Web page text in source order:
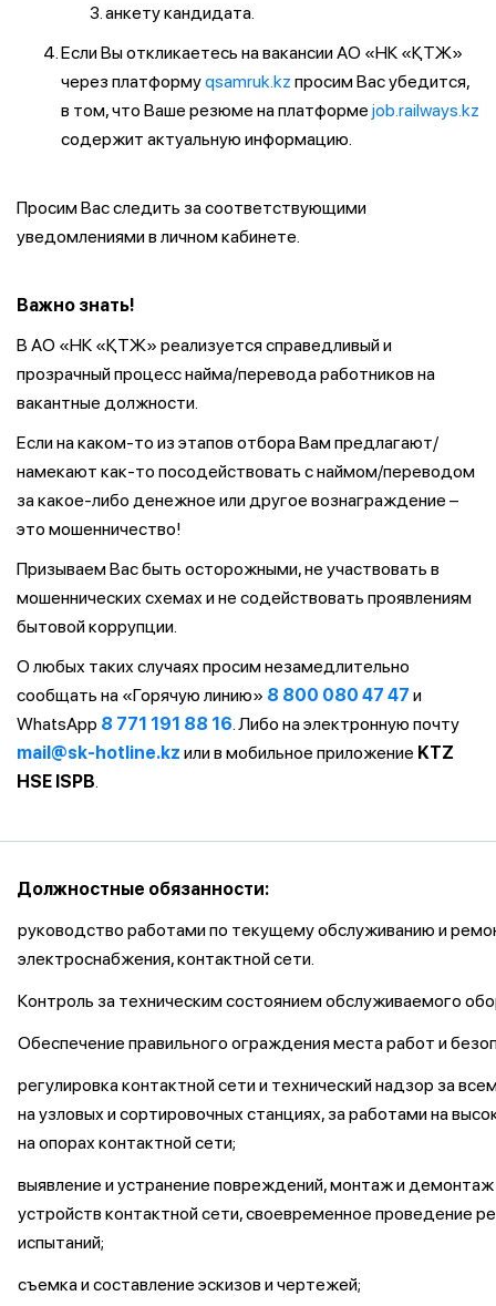
анкету кандидата.
Если Вы откликаетесь на вакансии АО «НК «ҚТЖ»
через платформуqsamruk.kz просим Вас убедится,
в том, что Ваше резюме на платформе job.railways.kz
содержит актуальную информацию.
Просим Вас следить за соответствующими
уведомлениями в личном кабинете.
Важно знать!
В АО «НК «ҚТЖ» реализуется справедливый и
прозрачный процесс найма/перевода работников на
вакантные должности.
Если на каком-то из этапов отбора Вам предлагают/
намекают как-то посодействовать с наймом/переводом
за какое-либо денежное или другое вознаграждение –
это мошенничество!
Призываем Вас быть осторожными, не участвовать в
мошеннических схемах и не содействовать проявлениям
бытовой коррупции.
О любых таких случаях просим незамедлительно
сообщать на «Горячую линию» 8 800 080 47 47 и
WhatsApp 8 771 191 88 16. Либо на электронную почту
mail@sk-hotline.kz или в мобильное приложение KTZ
HSE ISPB.
Должностные обязанности:
руководство работами по текущему обслуживанию и
электроснабжения, контактной сети.
Контроль за техническим состоянием обслуживаемого
Обеспечение правильного ограждения места работ и
регулировка контактной сети и технический надзор за
на узловых и сортировочных станциях, за работами на
на опорах контактной сети;
выявление и устранение повреждений, монтаж и
устройств контактной сети, своевременное проведение
испытаний;
съемка и составление эскизов и чертежей;